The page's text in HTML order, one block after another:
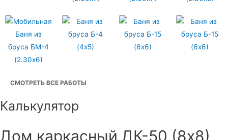
СМОТРЕТЬ ВСЕ РАБОТЫ
Калькулятор
Дом каркасный ДК-50 (8х8)